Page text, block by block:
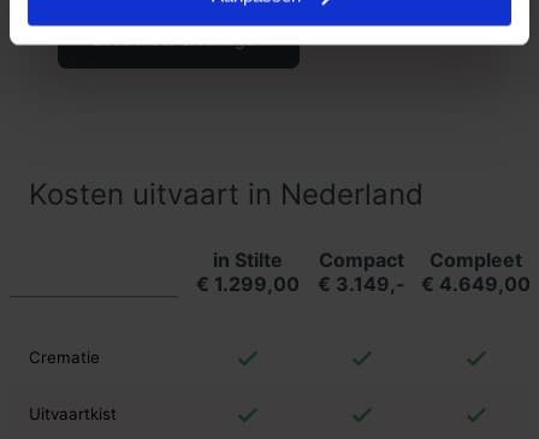
Kosten uitvaart in Nederland
in Stilte
€ 1.299,00
Compact
€ 3.149,-
Compleet
€ 4.649,00
Crematie
Uitvaartkist